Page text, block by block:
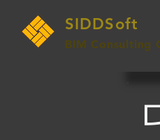
SIDDSoft
BIM Consulting